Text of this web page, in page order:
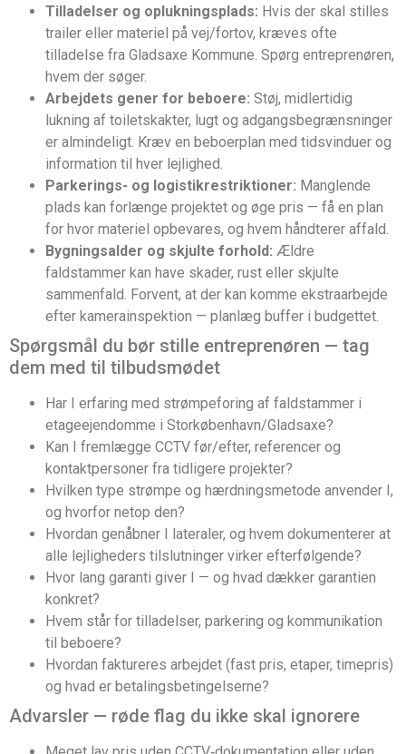
Tilladelser og oplukningsplads: Hvis der skal stilles
trailer eller materiel på vej/fortov, kræves ofte
tilladelse fra Gladsaxe Kommune. Spørg entreprenøren,
hvem der søger.
Arbejdets gener for beboere: Støj, midlertidig
lukning af toiletskakter, lugt og adgangsbegrænsninger
er almindeligt. Kræv en beboerplan med tidsvinduer og
information til hver lejlighed.
Parkerings- og logistikrestriktioner: Manglende
plads kan forlænge projektet og øge pris — få en plan
for hvor materiel opbevares, og hvem håndterer affald.
Bygningsalder og skjulte forhold: Ældre
faldstammer kan have skader, rust eller skjulte
sammenfald. Forvent, at der kan komme ekstraarbejde
efter kamerainspektion — planlæg buffer i budgettet.
Spørgsmål du bør stille entreprenøren — tag
dem med til tilbudsmødet
Har I erfaring med strømpeforing af faldstammer i
etageejendomme i Storkøbenhavn/Gladsaxe?
Kan I fremlægge CCTV før/efter, referencer og
kontaktpersoner fra tidligere projekter?
Hvilken type strømpe og hærdningsmetode anvender I,
og hvorfor netop den?
Hvordan genåbner I lateraler, og hvem dokumenterer at
alle lejligheders tilslutninger virker efterfølgende?
Hvor lang garanti giver I — og hvad dækker garantien
konkret?
Hvem står for tilladelser, parkering og kommunikation
til beboere?
Hvordan faktureres arbejdet (fast pris, etaper, timepris)
og hvad er betalingsbetingelserne?
Advarsler — røde flag du ikke skal ignorere